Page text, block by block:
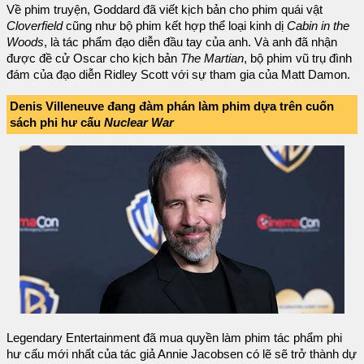
Về phim truyện, Goddard đã viết kịch bản cho phim quái vật
Cloverfieldcũng như bộ phim kết hợp thể loại kinh dị Cabin in the
Woods, là tác phẩm đạo diễn đầu tay của anh. Và anh đã nhận
được đề cử Oscar cho kịch bản The Martian, bộ phim vũ trụ đình
đám của đạo diễn Ridley Scott với sự tham gia của Matt Damon.
Denis Villeneuve đang đàm phán làm phim dựa trên cuốn
sách phi hư cấu Nuclear War
Legendary Entertainment đã mua quyền làm phim tác phẩm phi
hư cấu mới nhất của tác giả Annie Jacobsen có lẽ sẽ trở thành dự